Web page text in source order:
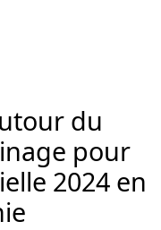
du
pour
2024 en